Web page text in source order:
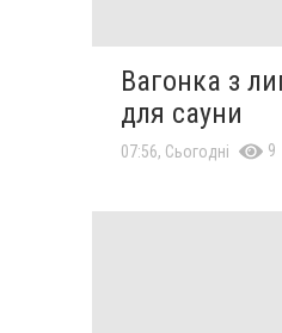
Вагонка з
для сауни
07:56, Сьогодні 9